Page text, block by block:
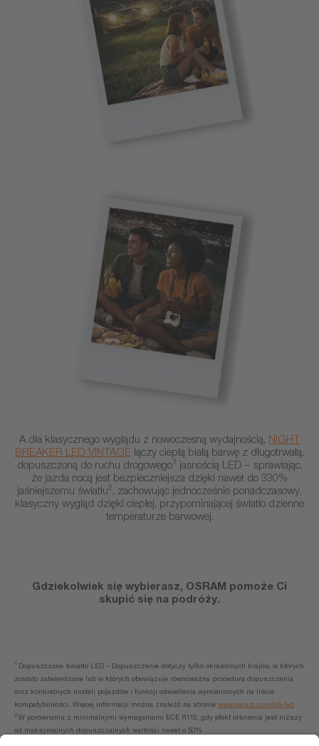
A dla klasycznego wyglądu z nowoczesną wydajnością, NIGHT
BREAKER LED VINTAGE łączy ciepłą białą barwę z długotrwałą,
dopuszczoną do ruchu drogowego1 jasnością LED – sprawiając,
że jazda nocą jest bezpieczniejsza dzięki nawet do 330%
jaśniejszemu światłu2, zachowując jednocześnie ponadczasowy,
klasyczny wygląd dzięki ciepłej, przypominającej światło dzienne
temperaturze barwowej.
Gdziekolwiek się wybierasz, OSRAM pomoże Ci
skupić się na podróży.
1 Dopuszczone światło LED – Dopuszczenie dotyczy tylko określonych krajów, w których
zostało zatwierdzone lub w których obowiązuje równoważna procedura dopuszczenia
oraz konkretnych modeli pojazdów i funkcji oświetlenia wymienionych na liście
kompatybilności. Więcej informacji można znaleźć na stronie www.osram.com/nb-led
2 W porównaniu z minimalnymi wymaganiami ECE R112, gdy efekt olśnienia jest niższy
od maksymalnych dopuszczalnych wartości nawet o 50%